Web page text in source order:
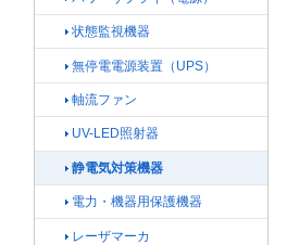
状態監視機器
無停電電源装置（UPS）
軸流ファン
UV-LED照射器
静電気対策機器
電力・機器用保護機器
レーザマーカ